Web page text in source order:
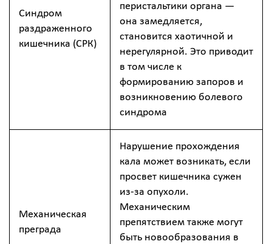
Синдром
раздраженного
кишечника (СРК)
перистальтики органа —
она замедляется,
становится хаотичной и
нерегулярной. Это приводит
в том числе к
формированию запоров и
возникновению болевого
синдрома
Механическая
преграда
Нарушение прохождения
кала может возникать, если
просвет кишечника сужен
из-за опухоли.
Механическим
препятствием также могут
быть новообразования в